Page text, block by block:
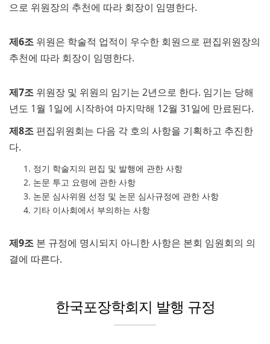
으로 위원장의 추천에 따라 회장이 임명한다.
제6조 위원은 학술적 업적이 우수한 회원으로 편집위원장의
추천에 따라 회장이 임명한다.
제7조 위원장 및 위원의 임기는 2년으로 한다. 임기는 당해
년도 1월 1일에 시작하여 마지막해 12월 31일에 만료된다.
제8조 편집위원회는 다음 각 호의 사항을 기획하고 추진한
다.
정기 학술지의 편집 및 발행에 관한 사항
논문 투고 요령에 관한 사항
논문 심사위원 선정 및 논문 심사규정에 관한 사항
기타 이사회에서 부의하는 사항
제9조 본 규정에 명시되지 아니한 사항은 본회 임원회의 의
결에 따른다.
한국포장학회지 발행 규정